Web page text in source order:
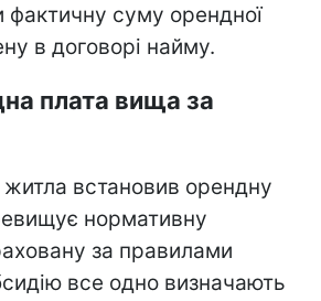
суму орендної
в договорі найму.
плата вища за
встановив орендну
нормативну
за правилами
все одно визначають